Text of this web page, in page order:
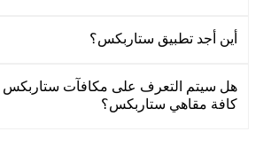
أين أجد تطبيق ستاربكس؟
هل سيتم التعرف على مكافآت ستاربكس
كافة مقاهي ستاربكس؟